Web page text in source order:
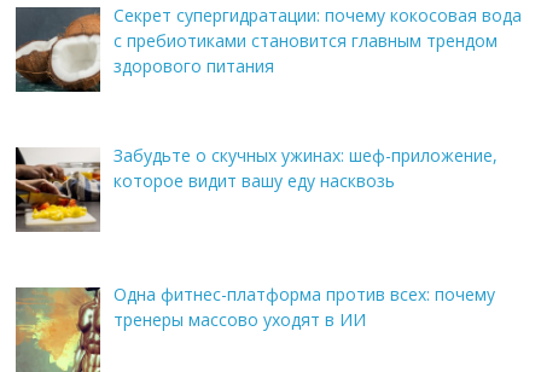
Секрет супергидратации: почему кокосовая вода
с пребиотиками становится главным трендом
здорового питания
Забудьте о скучных ужинах: шеф-приложение,
которое видит вашу еду насквозь
Одна фитнес-платформа против всех: почему
тренеры массово уходят в ИИ